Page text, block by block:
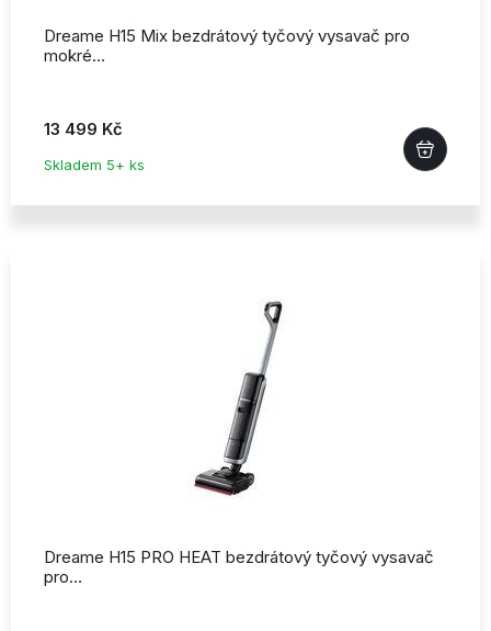
Dreame H15 Mix bezdrátový tyčový vysavač pro
mokré…
13 499 Kč
Skladem 5+ ks
Dreame H15 PRO HEAT bezdrátový tyčový vysavač
pro…